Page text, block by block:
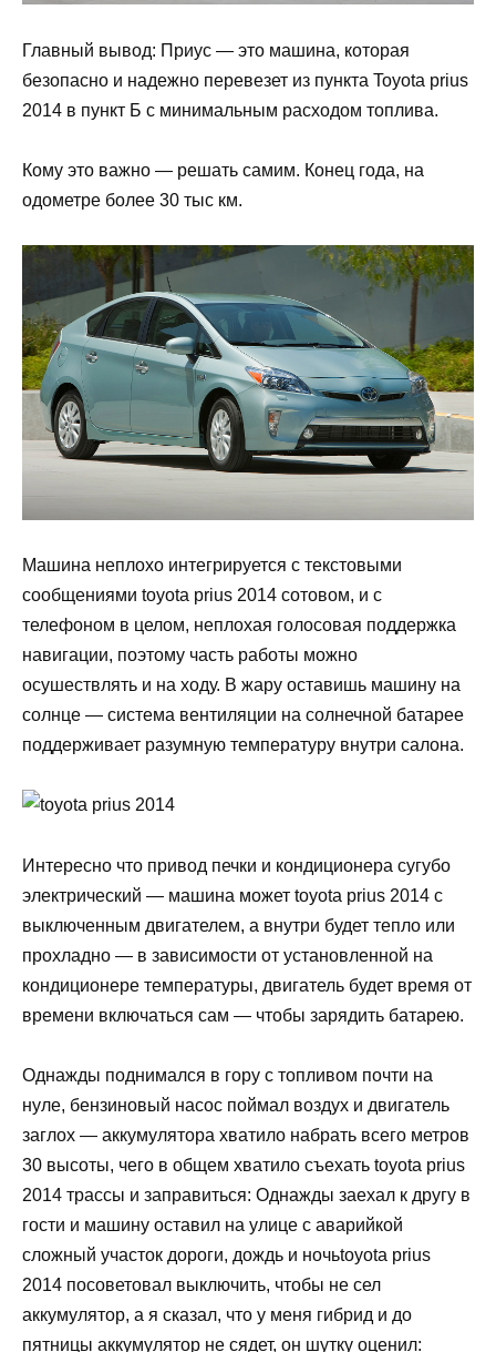
Главный вывод: Приус — это машина, которая
безопасно и надежно перевезет из пункта Toyota prius
2014 в пункт Б с минимальным расходом топлива.
Кому это важно — решать самим. Конец года, на
одометре более 30 тыс км.
Машина неплохо интегрируется с текстовыми
сообщениями toyota prius 2014 сотовом, и с
телефоном в целом, неплохая голосовая поддержка
навигации, поэтому часть работы можно
осушествлять и на ходу. В жару оставишь машину на
солнце — система вентиляции на солнечной батарее
поддерживает разумную температуру внутри салона.
Интересно что привод печки и кондиционера сугубо
электрический — машина может toyota prius 2014 с
выключенным двигателем, а внутри будет тепло или
прохладно — в зависимости от установленной на
кондиционере температуры, двигатель будет время от
времени включаться сам — чтобы зарядить батарею.
Однажды поднимался в гору с топливом почти на
нуле, бензиновый насос поймал воздух и двигатель
заглох — аккумулятора хватило набрать всего метров
30 высоты, чего в общем хватило съехать toyota prius
2014 трассы и заправиться: Однажды заехал к другу в
гости и машину оставил на улице с аварийкой
сложный участок дороги, дождь и ночьtoyota prius
2014 посоветовал выключить, чтобы не сел
аккумулятор, а я сказал, что у меня гибрид и до
пятницы аккумулятор не сядет, он шутку оценил: